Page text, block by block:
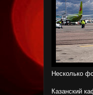
Несколько
Казанский